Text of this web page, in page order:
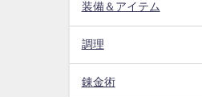
装備＆アイテム
調理
錬金術